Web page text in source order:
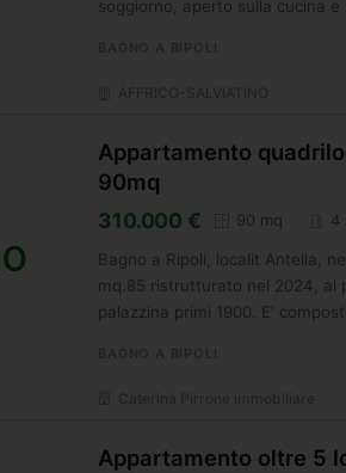
soggiorno, aperto sulla cucina
Appartamento
90mq
310.000 € 90 mq 4
Bagno a Ripoli, localit Antella,
mq.85 ristrutturato nel 2024, al
palazzina primi 1900. E'
Appartamento oltre 5